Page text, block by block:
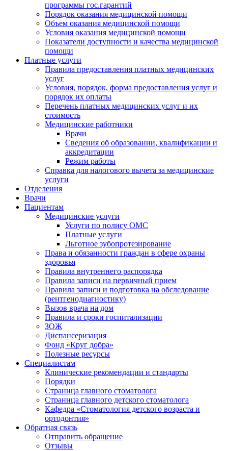
программы гос.гарантий
Порядок оказания медицинской помощи
Объем оказания медицинской помощи
Условия оказания медицинской помощи
Показатели доступности и качества медицинской
помощи
Платные услуги
Правила предоставления платных медицинских
услуг
Условия, порядок, форма предоставления услуг и
порядок их оплаты
Перечень платных медицинских услуг и их
стоимость
Медицинские работники
Врачи
Сведения об образовании, квалификации и
аккредитации
Режим работы
Справка для налогового вычета за медицинские
услуги
Отделения
Врачи
Пациентам
Медицинские услуги
Услуги по полису ОМС
Платные услуги
Льготное зубопротезирование
Права и обязанности граждан в сфере охраны
здоровья
Правила внутреннего распорядка
Правила записи на первичный прием
Правила записи и подготовка на обследование
(рентгенодиагностику)
Вызов врача на дом
Правила и сроки госпитализации
ЗОЖ
Диспансеризация
Фонд «Круг добра»
Полезные ресурсы
Специалистам
Клинические рекомендации и стандарты
Порядки
Страница главного стоматолога
Страница главного детского стоматолога
Кафедра «Стоматология детского возраста и
ортодонтия»
Обратная связь
Отправить обращение
Отзывы